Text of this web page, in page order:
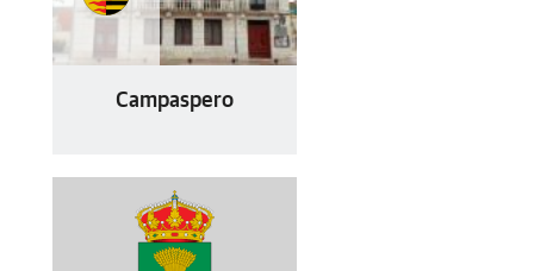
Campaspero